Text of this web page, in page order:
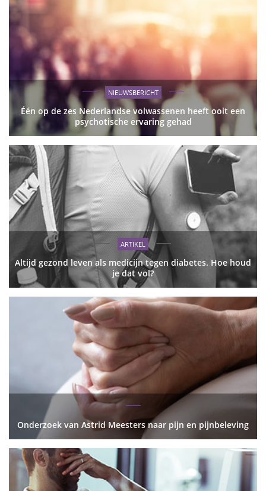
NIEUWSBERICHT
Één op de zes Nederlandse volwassenen heeft ooit een
psychotische ervaring gehad
ARTIKEL
Altijd gezond leven als medicijn tegen diabetes. Hoe houd
je dat vol?
Onderzoek van Astrid Meesters naar pijn en pijnbeleving